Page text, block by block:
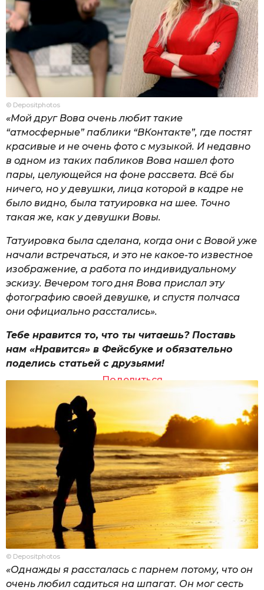
© Depositphotos
«Мой друг Вова очень любит такие
“атмосферные” паблики “ВКонтакте”, где постят
красивые и не очень фото с музыкой. И недавно
в одном из таких пабликов Вова нашел фото
пары, целующейся на фоне рассвета. Всё бы
ничего, но у девушки, лица которой в кадре не
было видно, была татуировка на шее. Точно
такая же, как у девушки Вовы.
Татуировка была сделана, когда они с Вовой уже
начали встречаться, и это не какое-то известное
изображение, а работа по индивидуальному
эскизу. Вечером того дня Вова прислал эту
фотографию своей девушке, и спустя полчаса
они официально расстались».
Тебе нравится то, что ты читаешь? Поставь
нам «Нравится» в Фейсбуке и обязательно
поделись статьей с друзьями!
Поделиться
© Depositphotos
«Однажды я рассталась с парнем потому, что он
очень любил садиться на шпагат. Он мог сесть